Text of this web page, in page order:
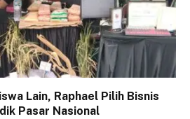
Lain, Raphael Pilih Bisnis
Pasar Nasional